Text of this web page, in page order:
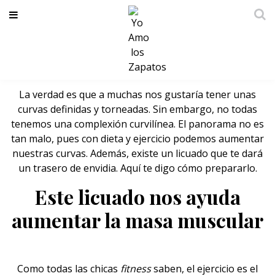
Este licuado te ayudará a que te
La verdad es que a muchas nos gustaría tener unas
curvas definidas y torneadas. Sin embargo, no todas
tenemos una complexión curvilínea. El panorama no es
tan malo, pues con dieta y ejercicio podemos aumentar
nuestras curvas. Además, existe un licuado que te dará
un trasero de envidia. Aquí te digo cómo prepararlo.
Este licuado nos ayuda
aumentar la masa muscular
Como todas las chicas fitnesssaben, el ejercicio es el